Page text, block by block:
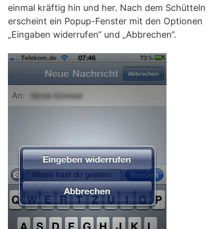
einmal kräftig hin und her. Nach dem Schütteln
erscheint ein Popup-Fenster mit den Optionen
„Eingaben widerrufen“ und „Abbrechen“.